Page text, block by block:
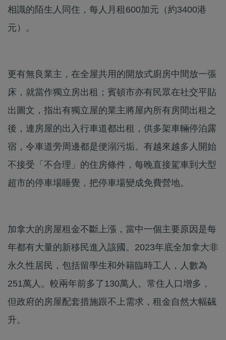
相識的陌生人同住，每人月租600加元（約3400港
元）。
更有無良業主，在全屋共用的開放式廚房中間放一張
床，就當作獨立房出租；賓頓市亦有民眾在社交平貼
出圖文，指出有獨立屋的業主將屋內所有房間出租之
後，連房屋的出入行車道都出租，供多架車輛停泊露
宿，令車道旁周邊都是便溺污垢。有越來越多人開始
不接受「不合理」的住房條件，每晚直接駕車到大型
超市的停車場睡覺，把停車場變成免費營地。
加拿大的房屋租金不斷上漲，當中一個主要原因是每
年都有大量的新移民進入該國。2023年底全加拿大非
永久性居民，包括留學生和外籍臨時工人，人數為
251萬人。較兩年前多了130萬人。常住人口增多，
但政府的房屋配套措施跟不上需求，租金自然大幅飊
升。